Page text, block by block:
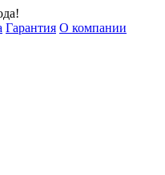
Гарантия О компании